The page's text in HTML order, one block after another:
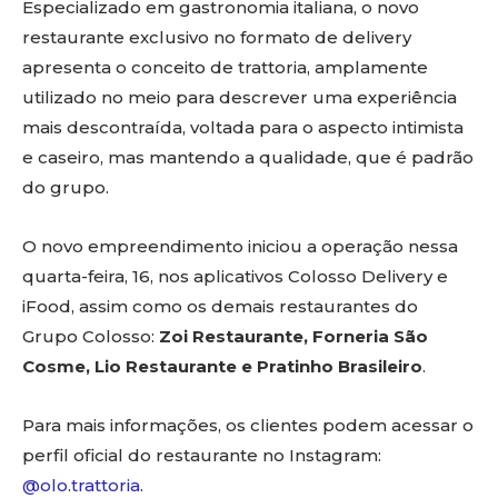
Especializado em gastronomia italiana, o novo
restaurante exclusivo no formato de delivery
apresenta o conceito de trattoria, amplamente
utilizado no meio para descrever uma experiência
mais descontraída, voltada para o aspecto intimista
e caseiro, mas mantendo a qualidade, que é padrão
do grupo.
O novo empreendimento iniciou a operação nessa
quarta-feira, 16, nos aplicativos Colosso Delivery e
iFood, assim como os demais restaurantes do
Grupo Colosso: Zoi Restaurante, Forneria São
Cosme, Lio Restaurante e Pratinho Brasileiro.
Para mais informações, os clientes podem acessar o
perfil oficial do restaurante no Instagram:
@olo.trattoria.